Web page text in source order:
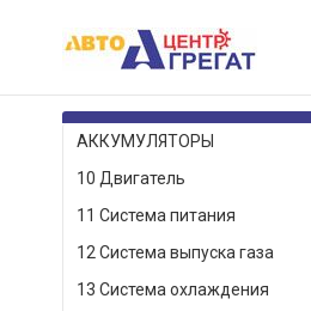
КАТАЛОГ ТОВАРОВ
АККУМУЛЯТОРЫ
10 Двигатель
11 Система питания
12 Система выпуска газа
13 Система охлаждения